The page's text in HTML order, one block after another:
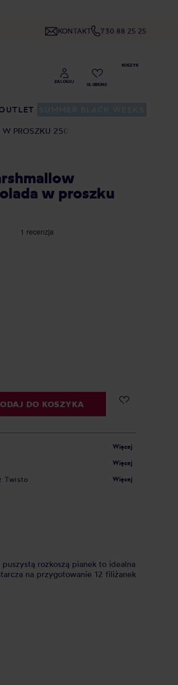
KONTAKT 730 88 25 25
PROSZKU 250G
w proszku
DO KOSZYKA
Więcej
Więcej
Twisto Więcej
rozkoszą pianek to idealna
na przygotowanie 12 filiżanek